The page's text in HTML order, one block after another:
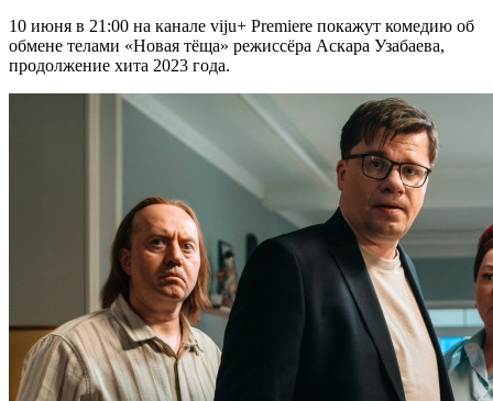
10 июня в 21:00 на канале viju+ Premiere покажут комедию об
обмене телами «Новая тёща» режиссёра Аскара Узабаева,
продолжение хита 2023 года.